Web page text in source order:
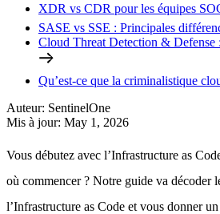
XDR vs CDR pour les équipes
SASE vs SSE : Principales
Cloud Threat Detection & Defense
Qu’est-ce que la criminalistique
Auteur: SentinelOne
Mis à jour: May 1, 2026
Vous débutez avec l’Infrastructure as
où commencer ? Notre guide va décoder
l’Infrastructure as Code et vous donner